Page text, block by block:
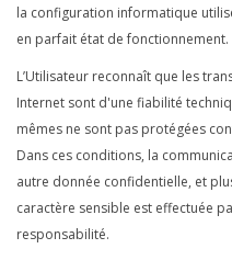
la configuration informatique
en parfait état de fonctionnement.
L’Utilisateur reconnaît que les
Internet sont d'une fiabilité
mêmes ne sont pas protégées
Dans ces conditions, la
autre donnée confidentielle, et
caractère sensible est effectuée
responsabilité.